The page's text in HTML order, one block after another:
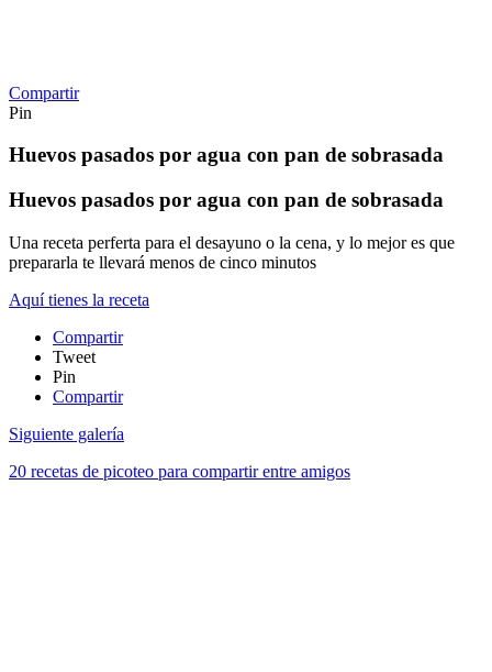
Compartir
Pin
Huevos pasados por agua con pan de sobrasada
Huevos pasados por agua con pan de sobrasada
Una receta perferta para el desayuno o la cena, y lo mejor es que
prepararla te llevará menos de cinco minutos
Aquí tienes la receta
Compartir
Tweet
Pin
Compartir
Siguiente galería
20 recetas de picoteo para compartir entre amigos